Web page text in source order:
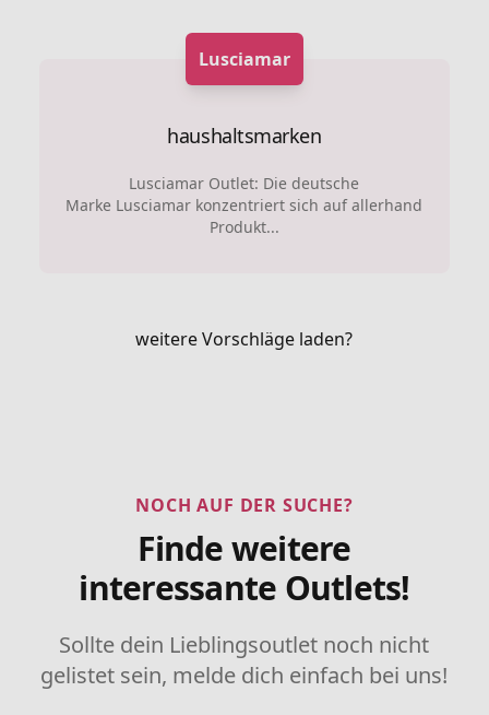
Lusciamar
haushaltsmarken
Lusciamar Outlet: Die deutsche
Marke Lusciamar konzentriert sich auf allerhand
Produkt...
weitere Vorschläge laden?
NOCH AUF DER SUCHE?
Finde weitere
interessante Outlets!
Sollte dein Lieblingsoutlet noch nicht
gelistet sein, melde dich einfach bei uns!